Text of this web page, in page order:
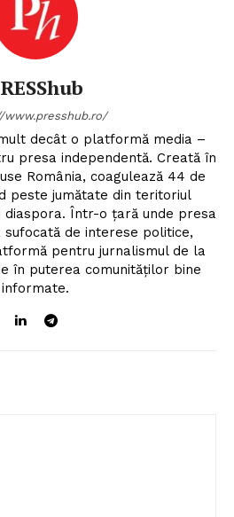
www.presshub.ro/
decât o platformă media –
presa independentă. Creată în
România, coagulează 44 de
peste jumătate din teritoriul
diaspora. Într-o țară unde presa
sufocată de interese politice,
pentru jurnalismul de la
în puterea comunităților bine
informate.